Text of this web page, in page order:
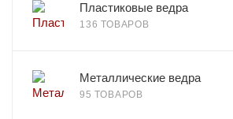
Пластиковые ведра
136 ТОВАРОВ
Металлические ведра
95 ТОВАРОВ